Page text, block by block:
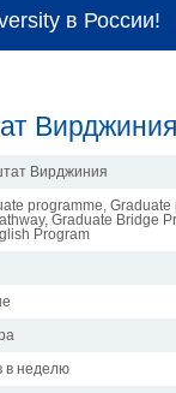
в России!
Вирджиния
Вирджиния
programme,
Graduate Bridge
Program
в неделю